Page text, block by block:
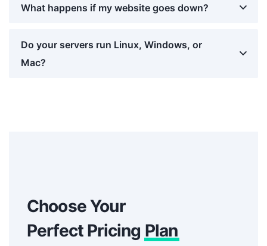
What happens if my website goes down?
Do your servers run Linux, Windows, or
Mac?
Choose Your
Perfect Pricing Plan